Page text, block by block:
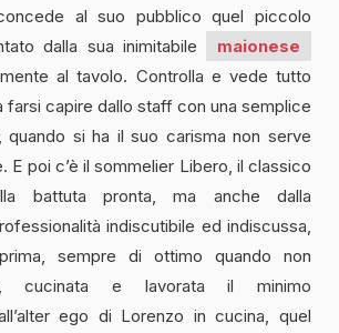
al suo pubblico quel piccolo
dalla sua inimitabile
maionese
al tavolo. Controlla e vede tutto
farsi capire dallo staff con una semplice
quando si ha il suo carisma non serve
E poi c’è il sommelier Libero, il classico
battuta pronta, ma anche dalla
indiscutibile ed indiscussa,
sempre di ottimo quando non
cucinata e lavorata il minimo
ego di Lorenzo in cucina, quel